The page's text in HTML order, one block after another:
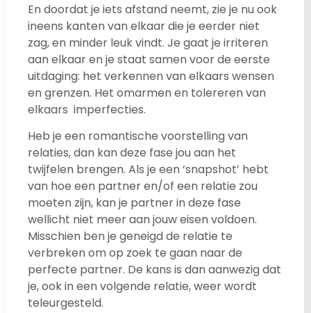
En doordat je iets afstand neemt, zie je nu ook
ineens kanten van elkaar die je eerder niet
zag, en minder leuk vindt. Je gaat je irriteren
aan elkaar en je staat samen voor de eerste
uitdaging: het verkennen van elkaars wensen
en grenzen. Het omarmen en tolereren van
elkaars imperfecties.
Heb je een romantische voorstelling van
relaties, dan kan deze fase jou aan het
twijfelen brengen. Als je een ‘snapshot’ hebt
van hoe een partner en/of een relatie zou
moeten zijn, kan je partner in deze fase
wellicht niet meer aan jouw eisen voldoen.
Misschien ben je geneigd de relatie te
verbreken om op zoek te gaan naar de
perfecte partner. De kans is dan aanwezig dat
je, ook in een volgende relatie, weer wordt
teleurgesteld.